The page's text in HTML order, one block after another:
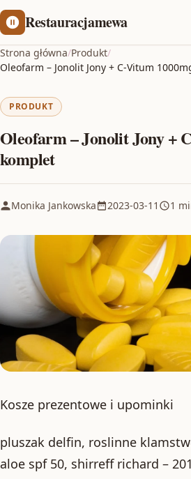
Restauracjamewa
Strona główna/Produkt/
Oleofarm – Jonolit Jony + C-Vitum
PRODUKT
Oleofarm – Jonolit Jony +
komplet
Monika Jankowska 2023-03-11 1
Kosze prezentowe i upominki
pluszak delfin, roslinne
aloe spf 50, shirreff richard –